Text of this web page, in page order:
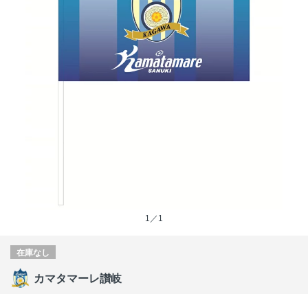
1／1
在庫なし
カマタマーレ讃岐